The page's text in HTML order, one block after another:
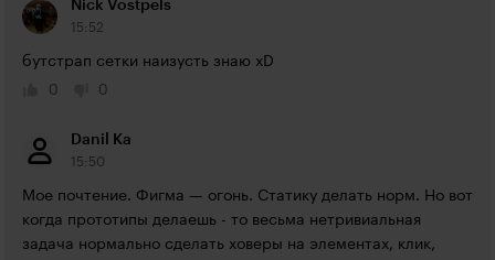
Nick Vostpels
15:52
бутстрап сетки наизусть знаю хD
0
0
Danil Ka
15:50
Мое почтение. Фигма — огонь. Статику делать норм. Но вот
когда прототипы делаешь - то весьма нетривиальная
задача нормально сделать ховеры на элементах, клик,